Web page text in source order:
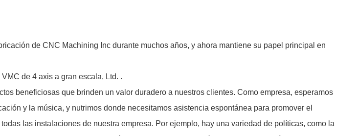
de CNC Machining Inc durante muchos años, y ahora mantiene su papel principal en
de 4 axis a gran escala, Ltd. .
beneficiosas que brinden un valor duradero a nuestros clientes. Como empresa, esperamos
y la música, y nutrimos donde necesitamos asistencia espontánea para promover el
las instalaciones de nuestra empresa. Por ejemplo, hay una variedad de políticas, como la